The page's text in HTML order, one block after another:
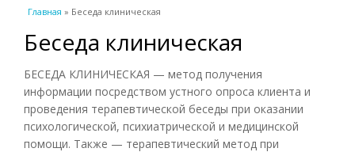
Вы здесь
Главная » Беседа клиническая
Беседа клиническая
БЕСЕДА КЛИНИЧЕСКАЯ — метод получения
информации посредством устного опроса клиента и
проведения терапевтической беседы при оказании
психологической, психиатрической и медицинской
помощи. Также — терапевтический метод при